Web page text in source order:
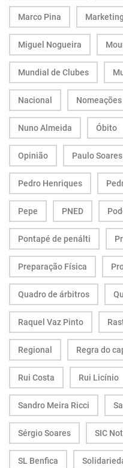
Marco Pina Marketing
Miguel Nogueira
Mundial de Clubes
Nacional Nomeações
Nuno Almeida Óbito
Opinião Paulo Soares
Pedro Henriques
Pepe PNED
Pontapé de penálti
Preparação Física
Quadro de árbitros
Raquel Vaz Pinto
Regional Regra do
Rui Costa Rui Licínio
Sandro Meira Ricci
Sérgio Soares SIC
SL Benfica